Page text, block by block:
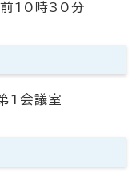
前10時30分
1会議室